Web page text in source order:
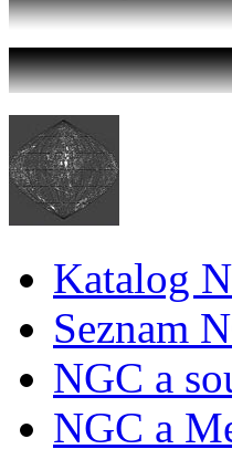
Katalog
Seznam
NGC a
NGC a